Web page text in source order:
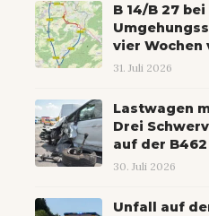
B 14/B 27
vier
31. Juli 2026
Lastwagen
Drei
auf der
30. Juli 2026
Unfall auf